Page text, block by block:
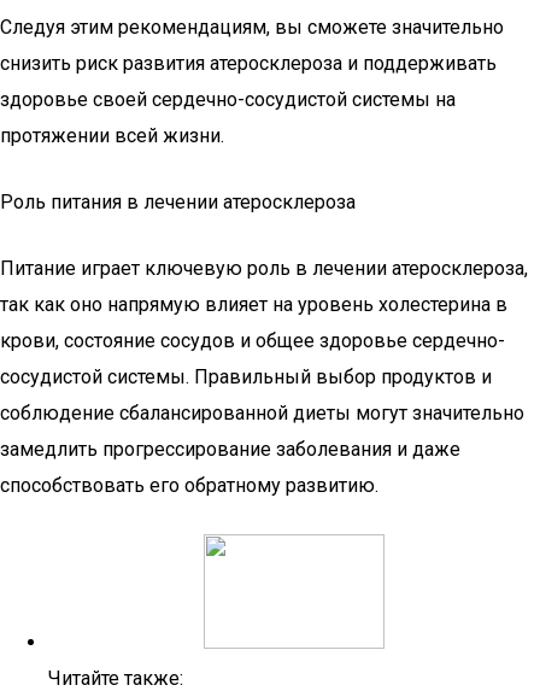
Следуя этим рекомендациям, вы сможете значительно
снизить риск развития атеросклероза и поддерживать
здоровье своей сердечно-сосудистой системы на
протяжении всей жизни.
Роль питания в лечении атеросклероза
Питание играет ключевую роль в лечении атеросклероза,
так как оно напрямую влияет на уровень холестерина в
крови, состояние сосудов и общее здоровье сердечно-
сосудистой системы. Правильный выбор продуктов и
соблюдение сбалансированной диеты могут значительно
замедлить прогрессирование заболевания и даже
способствовать его обратному развитию.
Читайте также: